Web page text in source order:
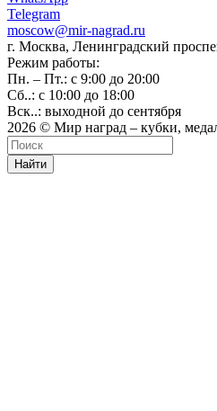
Telegram
moscow@mir-nagrad.ru
г. Москва, Ленинградский
Режим работы:
Пн. – Пт.: с 9:00 до 20:00
Сб..: с 10:00 до 18:00
Вск..: выходной до сентября
2026 © Мир наград – кубки,
Найти